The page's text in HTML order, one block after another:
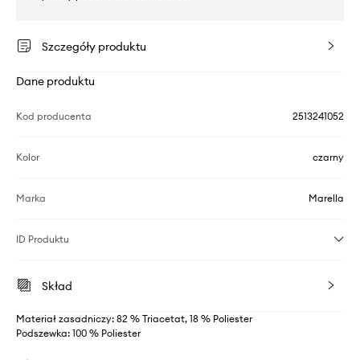
Szczegóły produktu
Dane produktu
Kod producenta 2513241052
Kolor czarny
Marka Marella
ID Produktu
Skład
Materiał zasadniczy: 82 % Triacetat, 18 % Poliester
Podszewka: 100 % Poliester